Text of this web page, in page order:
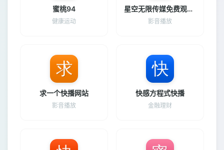
蜜桃94
健康运动
星空无限传媒免费观看电视剧最新
影音播放
求一个快播网站
影音播放
快感方程式快播
金融理财